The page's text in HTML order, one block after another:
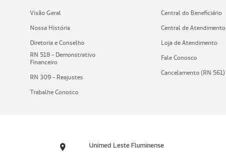
Visão Geral
Nossa História
Diretoria e Conselho
RN 518 - Demonstrativo
Financeiro
RN 309 - Reajustes
Trabalhe Conosco
Central do Beneficiário
Central de Atendimento
Loja de Atendimento
Fale Conosco
Cancelamento (RN 561)
Unimed Leste Fluminense